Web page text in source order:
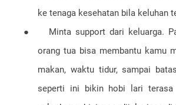
ke tenaga kesehatan bila keluhan
●
Minta support dari keluarga.
orang tua bisa membantu kamu
makan, waktu tidur, sampai
seperti ini bikin hobi lari terasa